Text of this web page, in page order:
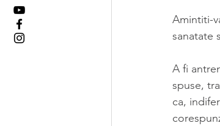
Amintiti-
sanatate
A fi
spuse,
ca,